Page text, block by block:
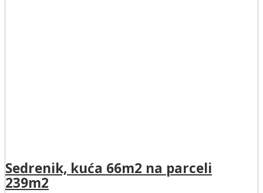
Sedrenik, kuća 66m2 na parceli
239m2